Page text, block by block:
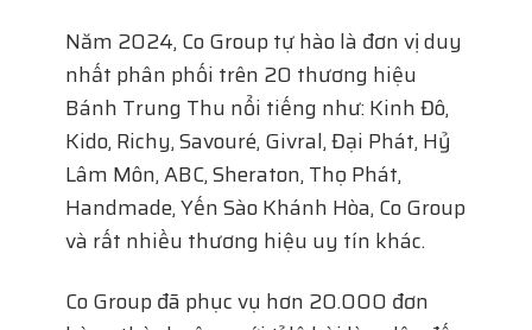
Năm 2024, Co Group tự hào là đơn vị duy
nhất phân phối trên 20 thương hiệu
Bánh Trung Thu nổi tiếng như: Kinh Đô,
Kido, Richy, Savouré, Givral, Đại Phát, Hỷ
Lâm Môn, ABC, Sheraton, Thọ Phát,
Handmade, Yến Sào Khánh Hòa, Co Group
và rất nhiều thương hiệu uy tín khác.
Co Group đã phục vụ hơn 20.000 đơn